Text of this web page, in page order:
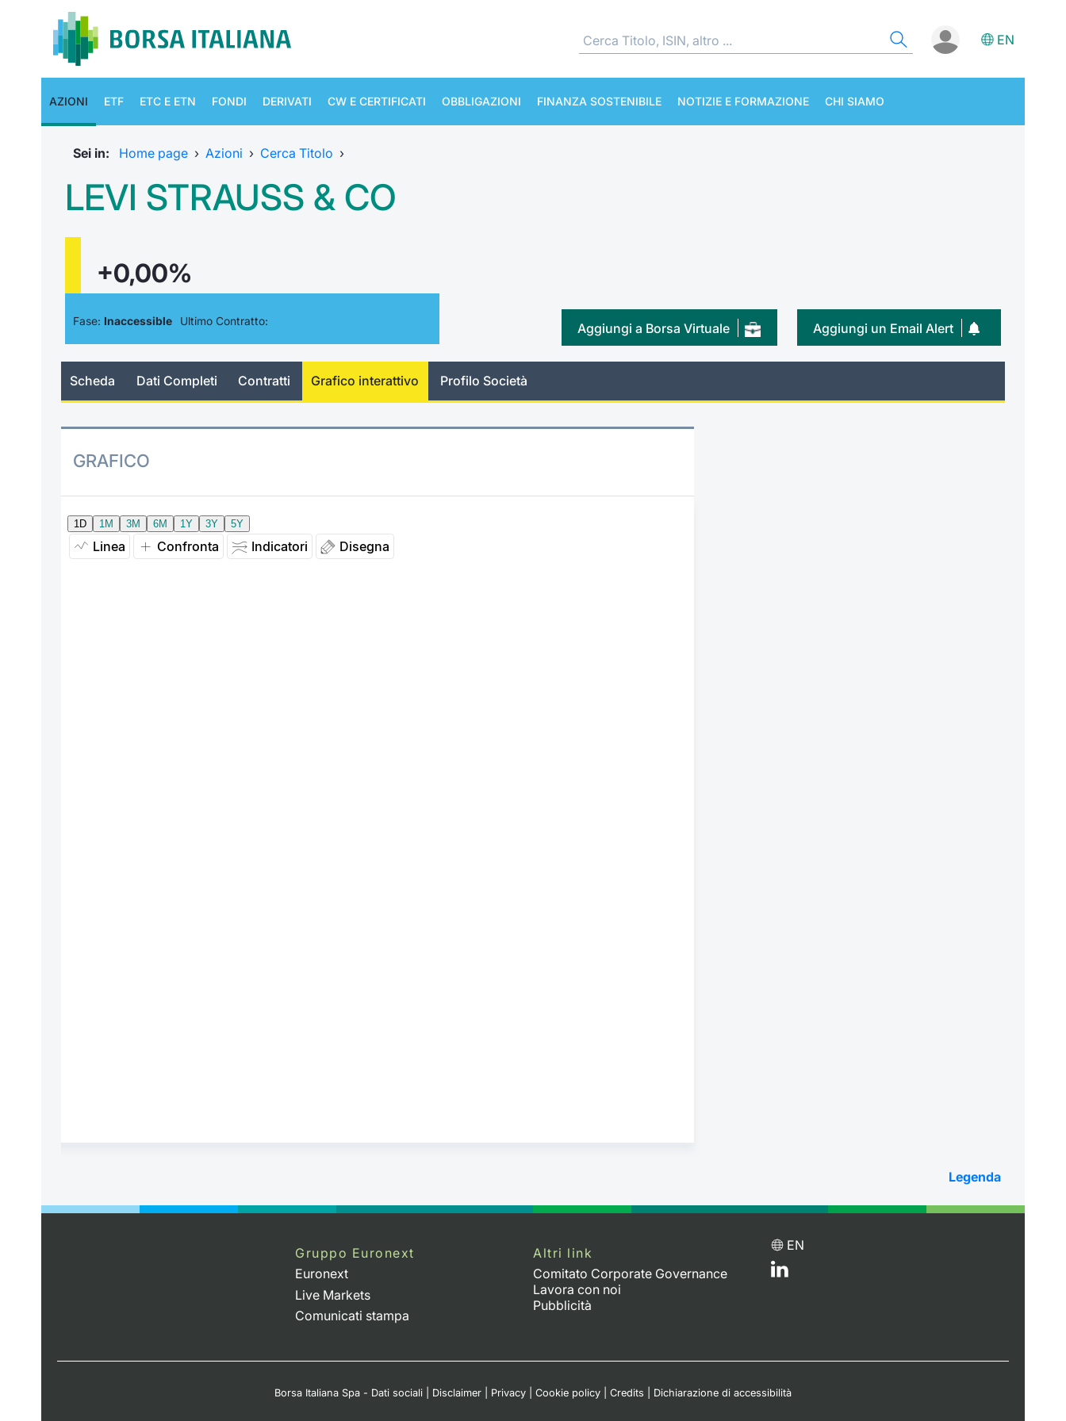
EN
AZIONI ETF ETC E ETN FONDI DERIVATI CW E CERTIFICATI OBBLIGAZIONI FINANZA SOSTENIBILE NOTIZIE E FORMAZIONE CHI SIAMO
Sei in: Home page › Azioni › Cerca Titolo ›
LEVI STRAUSS & CO
+0,00%
Fase: Inaccessible Ultimo Contratto: Aggiungi un Email Alert
Aggiungi a Borsa Virtuale
Scheda Dati Completi Contratti Grafico interattivo Profilo Società
GRAFICO
Legenda
Gruppo Euronext
Euronext
Live Markets
Comunicati stampa
Altri link
Comitato Corporate Governance
Lavora con noi
Pubblicità
EN
Borsa Italiana Spa - Dati sociali Disclaimer Privacy Cookie policy Credits Dichiarazione di accessibilità